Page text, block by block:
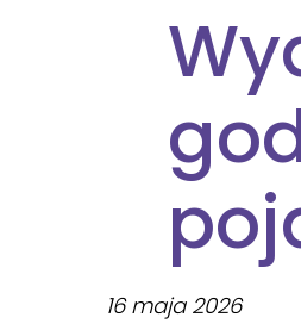
16 maja 2026